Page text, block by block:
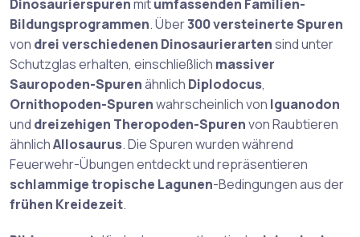
Dinosaurierspurenmitumfassenden Familien-
Bildungsprogrammen. Über300 versteinerte Spuren
von drei verschiedenen Dinosaurierartensind unter
Schutzglas erhalten, einschließlich massiver
Sauropoden-Spurenähnlich Diplodocus,
Ornithopoden-Spurenwahrscheinlich von Iguanodon
und dreizehigen Theropoden-Spurenvon Raubtieren
ähnlichAllosaurus. Die Spuren wurden während
Feuerwehr-Übungen entdeckt und repräsentieren
schlammige tropische Lagunen-Bedingungen aus der
frühen Kreidezeit.